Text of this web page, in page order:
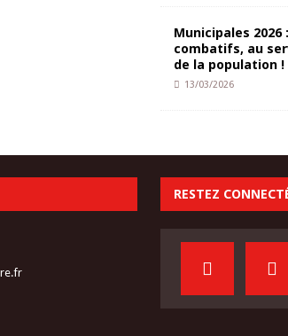
Municipales 2026
combatifs, au
de la population !
13/03/2026
RESTEZ